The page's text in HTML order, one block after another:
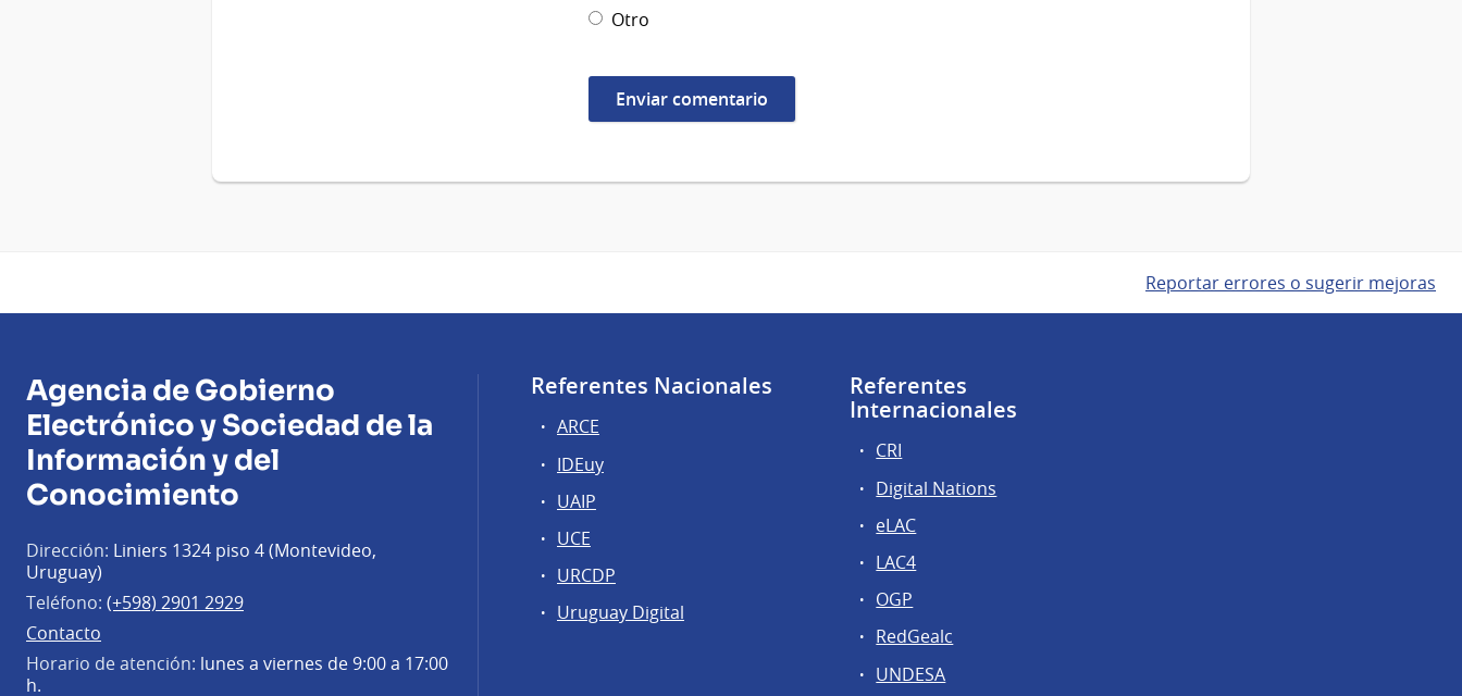
Otro
Reportar errores o sugerir mejoras
Agencia de Gobierno
Electrónico y Sociedad de la
Información y del
Conocimiento
Dirección: Liniers 1324 piso 4 (Montevideo,
Uruguay)
Teléfono: (+598) 2901 2929
Contacto
Horario de atención: lunes a viernes de 9:00 a 17:00
h.
Referentes Nacionales
ARCE
IDEuy
UAIP
UCE
URCDP
Uruguay Digital
Referentes
Internacionales
CRI
Digital Nations
eLAC
LAC4
OGP
RedGealc
UNDESA